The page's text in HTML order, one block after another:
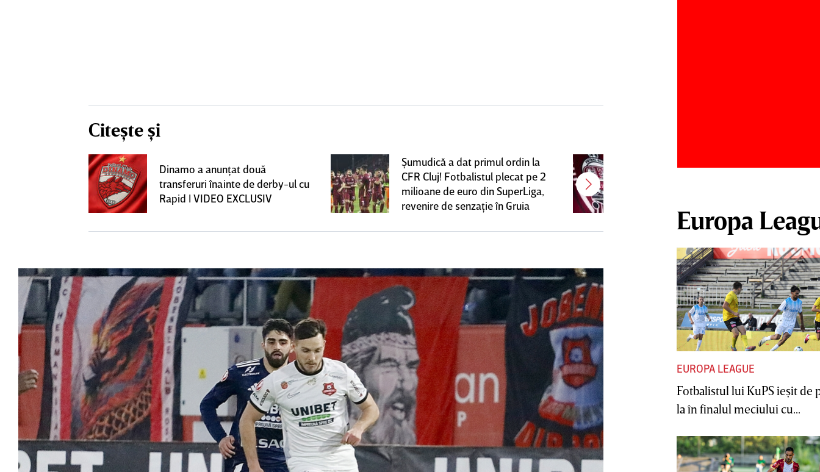
Citește și
Dinamo a anunţat două
transferuri înainte de derby-ul cu
Rapid | VIDEO EXCLUSIV
Şumudică a dat primul ordin la
CFR Cluj! Fotbalistul plecat pe 2
milioane de euro din SuperLiga,
revenire de senzaţie în Gruia
”Am bătut palma!” CFR Cluj are
Europa
EUROPA LEAGUE
Fotbalistul lui KuPS ieşit de
la în finalul meciului cu...